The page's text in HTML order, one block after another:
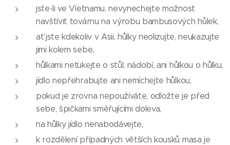
jste-li ve Vietnamu, nevynechejte možnost
navštívit továrnu na výrobu bambusových hůlek,
ať jste kdekoliv v Asii, hůlky neolizujte, neukazujte
jimi kolem sebe,
hůlkami neťukejte o stůl, nádobí, ani hůlkou o hůlku,
jídlo nepřehrabujte ani nemíchejte hůlkou,
pokud je zrovna nepoužíváte, odložte je před
sebe, špičkami směřujícími doleva,
na hůlky jídlo nenabodávejte,
k rozdělení případných větších kousků masa je